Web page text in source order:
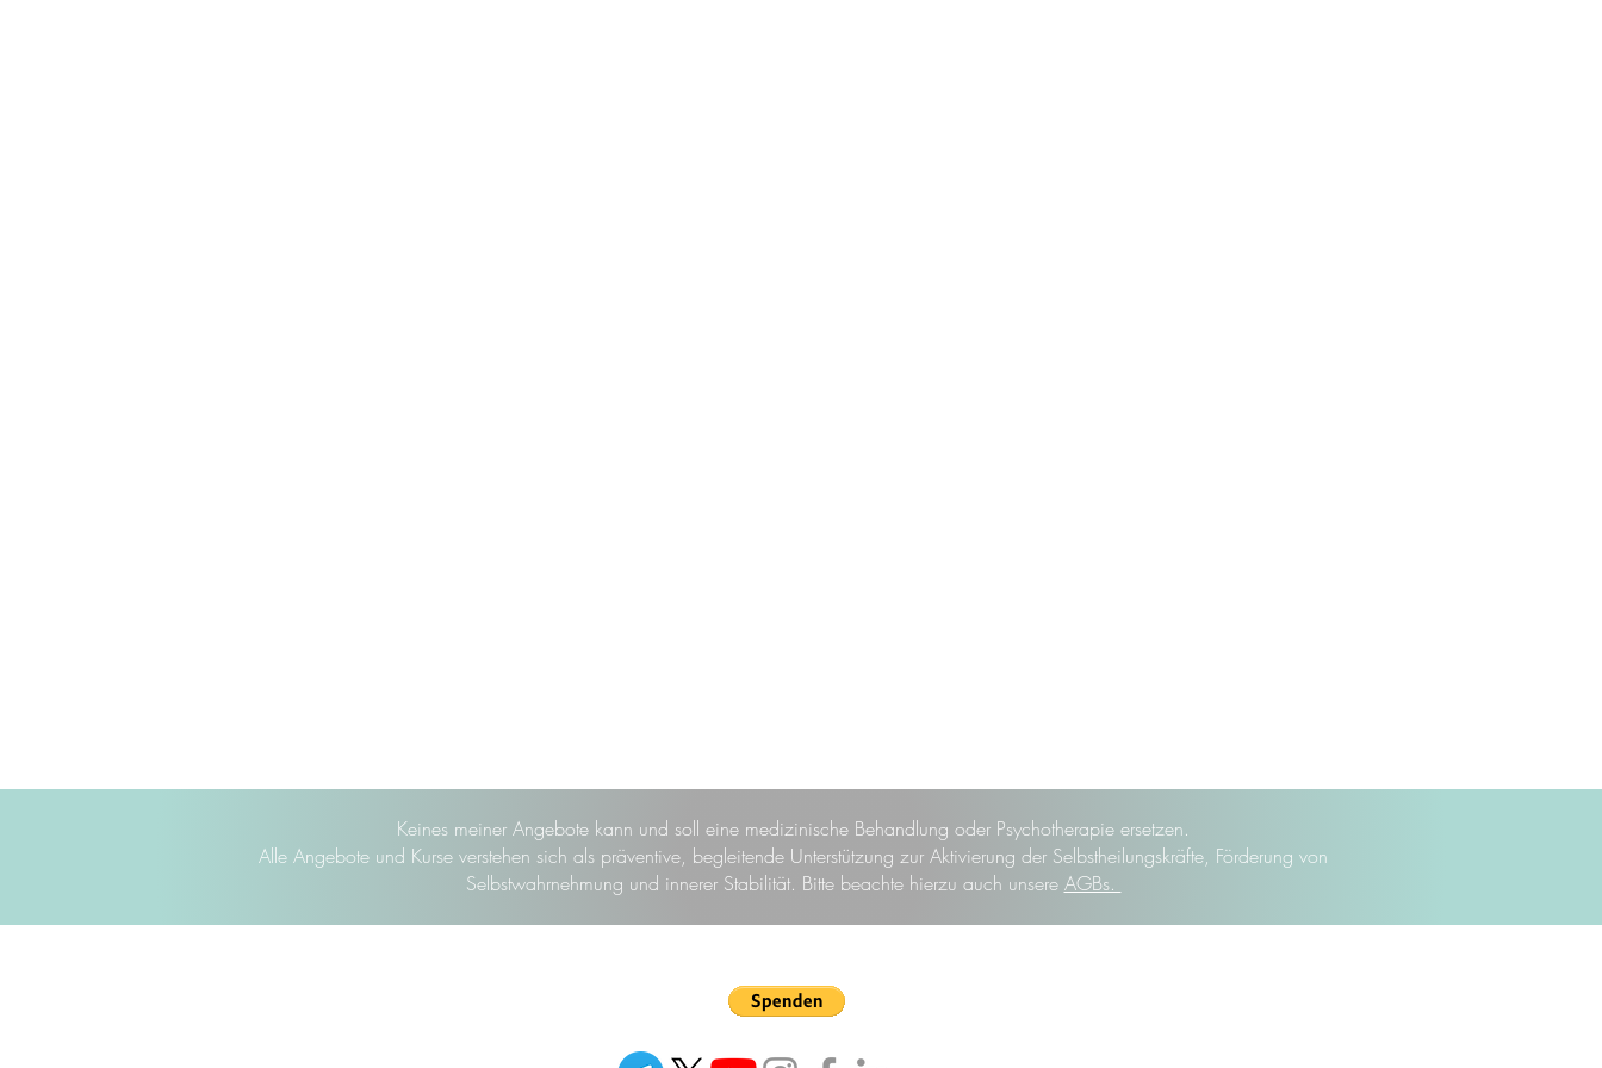
Keines meiner Angebote kann und soll eine medizinische Behandlung oder Psychotherapie ersetzen.
Alle Angebote und Kurse verstehen sich als präventive, begleitende Unterstützung zur Aktivierung der Selbstheilungskräfte, Förderung von
Selbstwahrnehmung und innerer Stabilität. Bitte beachte hierzu auch unsere AGBs.